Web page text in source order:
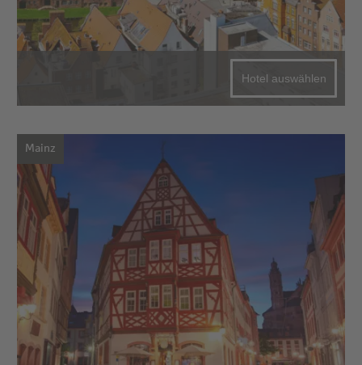
Hotel auswählen
Mainz